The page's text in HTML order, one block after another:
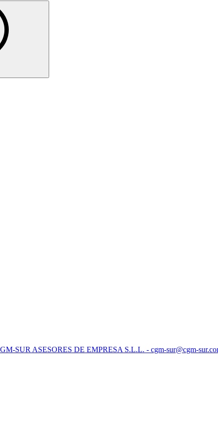
SUR ASESORES DE EMPRESA S.L.L. - cgm-sur@cgm-